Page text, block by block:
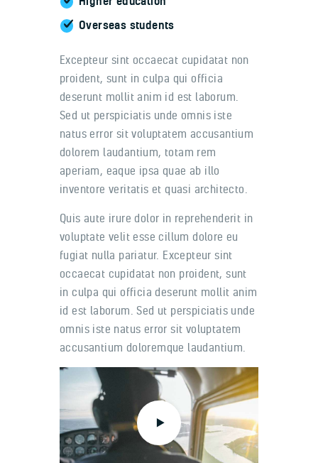
Overseas students
Excepteur sint occaecat cupidatat non
proident, sunt in culpa qui officia
deserunt mollit anim id est laborum.
Sed ut perspiciatis unde omnis iste
natus error sit voluptatem accusantium
dolorem laudantium, totam rem
aperiam, eaque ipsa quae ab illo
inventore veritatis et quasi architecto.
Quis aute irure dolor in reprehenderit in
voluptate velit esse cillum dolore eu
fugiat nulla pariatur. Excepteur sint
occaecat cupidatat non proident, sunt
in culpa qui officia deserunt mollit anim
id est laborum. Sed ut perspiciatis unde
omnis iste natus error sit voluptatem
accusantium doloremque laudantium.